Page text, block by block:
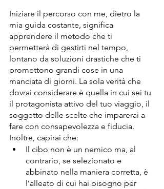
Iniziare il percorso con me, dietro la
mia guida costante, significa
apprendere il metodo che ti
permetterà di gestirti nel tempo,
lontano da soluzioni drastiche che ti
promettono grandi cose in una
manciata di giorni. La sola verità che
dovrai considerare è quella in cui sei tu
il protagonista attivo del tuo viaggio, il
soggetto delle scelte che imparerai a
fare con consapevolezza e fiducia.
Inoltre, capirai che:
Il cibo non è un nemico ma, al
contrario, se selezionato e
abbinato nella maniera corretta, è
l’alleato di cui hai bisogno per